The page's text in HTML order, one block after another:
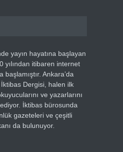
yayın hayatına başlayan
yılından itibaren internet
başlamıştır. Ankara’da
Dergisi, halen ilk
ve yazarlarını
İktibas bürosunda
gazeteleri ve çeşitli
da bulunuyor.